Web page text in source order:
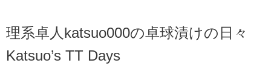
理系卓人katsuo000の卓球漬けの日々
Katsuo’s TT Days